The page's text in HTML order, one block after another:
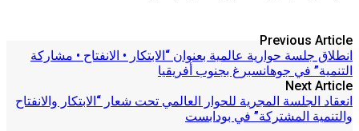
Previous Article
انطلاق جلسة حوارية عالمية بعنوان “الابتكار • الانفتاح • مشاركة
التنمية” في جوهانسبرغ بجنوب أفريقيا
Next Article
انعقاد الجلسة المجرية للحوار العالمي تحت شعار “الابتكار والانفتاح
والتنمية المشتركة” في بودابست